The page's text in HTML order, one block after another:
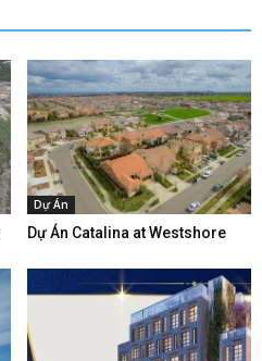
Dự Án
Dự Án Catalina at Westshore